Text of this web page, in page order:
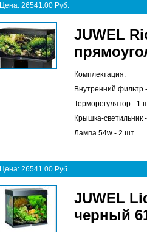
Цена: 26541.00 Руб.
JUWEL
Комплектация:
Внутренний фильтр
Терморегулятор - 1
Крышка-светильник
Лампа 54w - 2 шт.
Цена: 26541.00 Руб.
JUWEL
черный